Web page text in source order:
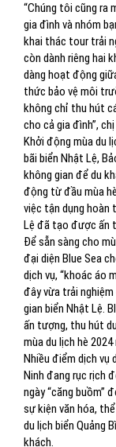
“Chúng tôi cũng ra
gia đình và nhóm
khai thác tour trải
còn dành riêng hai
dàng hoạt động
thức bảo vệ môi
không chỉ thu hút
cho cả gia đình”,
Khởi động mùa du
bãi biển Nhật Lệ,
không gian để du
động từ đầu mùa
việc tận dụng hoàn
Lệ đã tạo được ấn
Để sẵn sàng cho
đại diện Blue Sea
dịch vụ, “khoác áo
đây vừa trải
gian biển Nhật Lệ.
ấn tượng, thu hút
mùa du lịch hè 2024
Nhiều điểm dịch vụ
Ninh đang rục rịch
ngày “căng buồm”
sự kiện văn hóa,
du lịch biển Quảng
khách.